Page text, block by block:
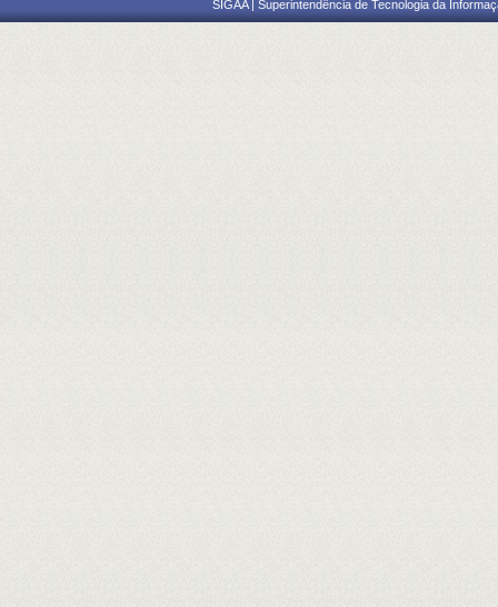
SIGAA | Superintendência de Tecnologia da